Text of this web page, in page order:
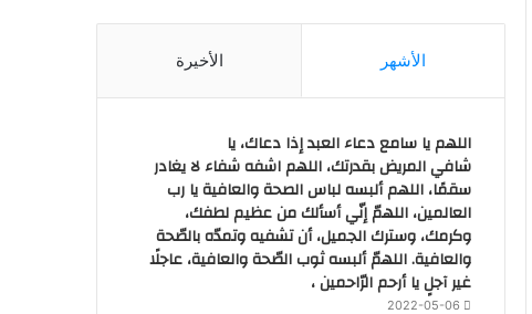
الأشهر الأخيرة
اللهم يا سامع دعاء العبد إذا دعاك، يا
شافي المريض بقدرتك، اللهم اشفه شفاء لا يغادر
سقمًا، اللهم ألبسه لباس الصحة والعافية يا رب
العالمين، اللهمّ إنّي أسألك من عظيم لطفك،
وكرمك، وسترك الجميل، أن تشفيه وتمدّه بالصّحة
والعافية. اللهمّ ألبسه ثوب الصّحة والعافية، عاجلًا
غير آجلٍ يا أرحم الرّاحمين ،
2022-05-06